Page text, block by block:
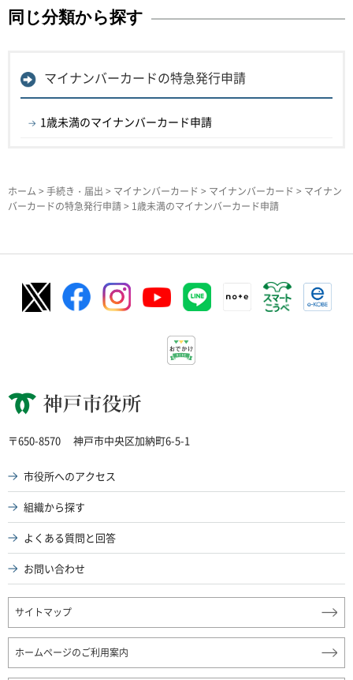
同じ分類から探す
マイナンバーカードの特急発行申請
1歳未満のマイナンバーカード申請
ホーム > 手続き・届出 > マイナンバーカード > マイナンバーカード > マイナン
バーカードの特急発行申請> 1歳未満のマイナンバーカード申請
神戸市役所
〒650-8570 神戸市中央区加納町6-5-1
市役所へのアクセス
組織から探す
よくある質問と回答
お問い合わせ
サイトマップ
ホームページのご利用案内